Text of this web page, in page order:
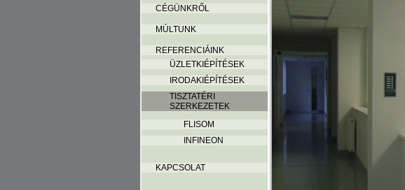
CÉGÜNKRŐL
MÚLTUNK
REFERENCIÁINK
ÜZLETKIÉPÍTÉSEK
IRODAKIÉPÍTÉSEK
TISZTATÉRI
SZERKEZETEK
FLISOM
INFINEON
KAPCSOLAT